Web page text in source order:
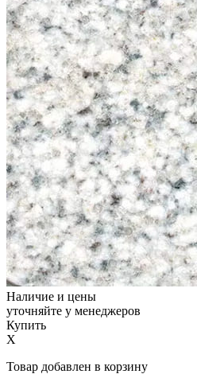
Наличие и цены
уточняйте у менеджеров
Купить
X
Товар добавлен в корзину